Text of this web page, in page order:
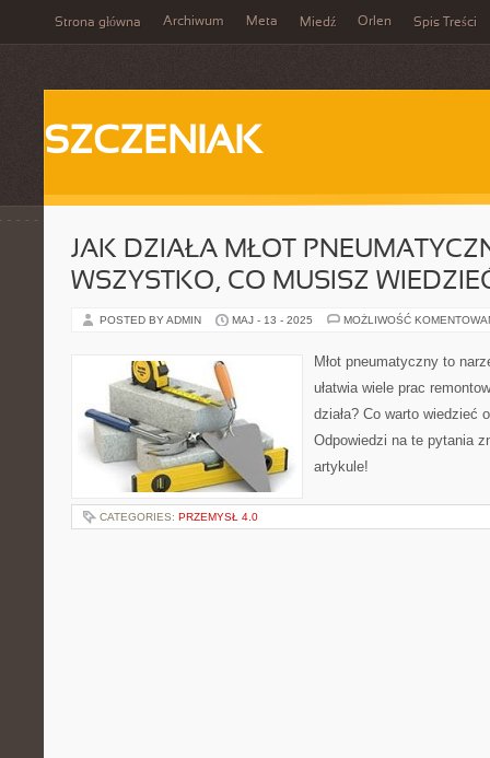
Strona główna Archiwum Meta Miedź Orlen Spis Treści
SZCZENIAK
JAK DZIAŁA MŁOT
WSZYSTKO, CO MUSISZ
POSTED BY ADMIN MAJ - 13 - 2025 MOŻLIWOŚĆ
Młot pneumatyczny to
ułatwia wiele prac
działa? Co warto wiedzieć
Odpowiedzi na te pytania
artykule!
CATEGORIES: PRZEMYSŁ 4.0